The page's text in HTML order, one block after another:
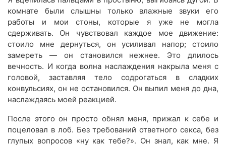
комнате были слышны только влажные звуки его
работы и мои стоны, которые я уже не могла
сдерживать. Он чувствовал каждое мое движение:
стоило мне дернуться, он усиливал напор; стоило
замереть — он становился нежнее. Это длилось
вечность. И когда волна наслаждения накрыла меня с
головой, заставляя тело содрогаться в сладких
конвульсиях, он не остановился. Он выпил меня до дна,
наслаждаясь моей реакцией.
После этого он просто обнял меня, прижал к себе и
поцеловал в лоб. Без требований ответного секса, без
глупых вопросов «ну как тебе?». Он знал, как мне. Я